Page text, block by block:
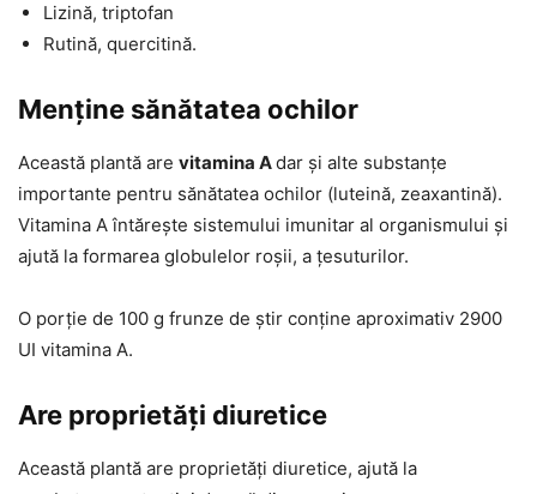
Lizină, triptofan
Rutină, quercitină.
Menține sănătatea ochilor
Această plantă are vitamina Adar și alte substanțe
importante pentru sănătatea ochilor (luteină, zeaxantină).
Vitamina A întărește sistemului imunitar al organismului și
ajută la formarea globulelor roșii, a țesuturilor.
O porție de 100 g frunze de știr conține aproximativ 2900
UI vitamina A.
Are proprietăți diuretice
Această plantă are proprietăți diuretice, ajută la